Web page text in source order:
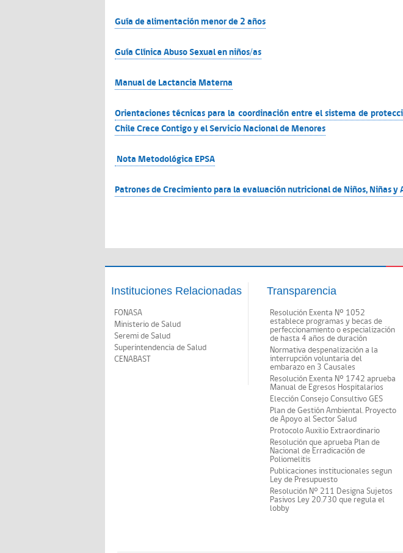
Guía de alimentación menor de 2 años
Guía Clínica Abuso Sexual en niños/as
Manual de Lactancia Materna
Orientaciones técnicas para la coordinación entre el sistema de
Chile Crece Contigo y el Servicio Nacional de Menores
Nota Metodológica EPSA
Patrones de Crecimiento para la evaluación nutricional de Niños, Niñas y
Instituciones Relacionadas
FONASA
Ministerio de Salud
Seremi de Salud
Superintendencia de Salud
CENABAST
Transparencia
Resolución Exenta Nº 1052
establece programas y becas de
perfeccionamiento o especialización
de hasta 4 años de duración
Normativa despenalización a la
interrupción voluntaria del
embarazo en 3 Causales
Resolución Exenta Nº 1742 aprueba
Manual de Egresos Hospitalarios
Elección Consejo Consultivo GES
Plan de Gestión Ambiental. Proyecto
de Apoyo al Sector Salud
Protocolo Auxilio Extraordinario
Resolución que aprueba Plan de
Nacional de Erradicación de
Poliomelitis
Publicaciones institucionales segun
Ley de Presupuesto
Resolución N° 211 Designa Sujetos
Pasivos Ley 20.730 que regula el
lobby